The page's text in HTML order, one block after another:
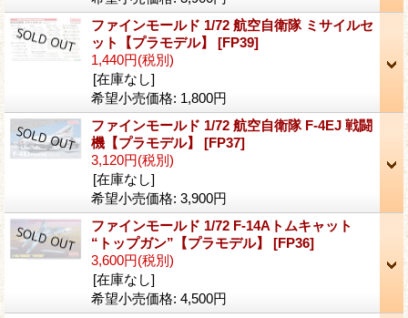
ファインモールド 1/72 航空自衛隊 ミサイルセ
ット【プラモデル】 [FP39]
1,440円(税別)
[在庫なし]
希望小売価格: 1,800円
ファインモールド 1/72 航空自衛隊 F-4EJ 戦闘
機【プラモデル】 [FP37]
3,120円(税別)
[在庫なし]
希望小売価格: 3,900円
ファインモールド 1/72 F-14Aトムキャット
“トップガン”【プラモデル】 [FP36]
3,600円(税別)
[在庫なし]
希望小売価格: 4,500円